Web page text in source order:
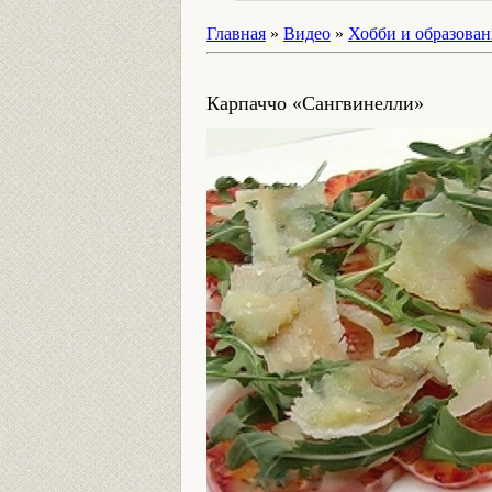
Главная » Видео » Хобби и
Карпаччо «Сангвинелли»